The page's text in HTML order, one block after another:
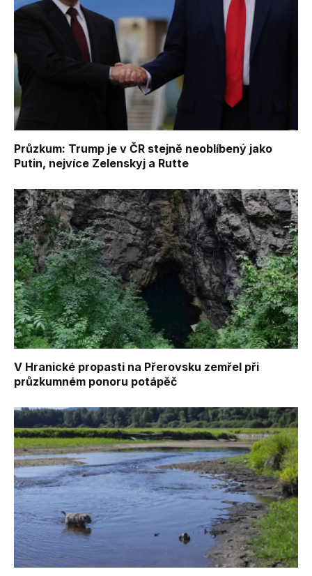
Průzkum: Trump je v ČR stejně neoblíbený jako
Putin, nejvíce Zelenskyj a Rutte
V Hranické propasti na Přerovsku zemřel při
průzkumném ponoru potápěč